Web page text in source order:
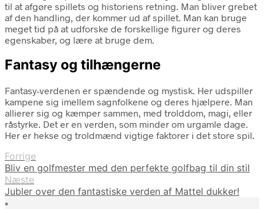
til at afgøre spillets og historiens retning. Man bliver grebet
af den handling, der kommer ud af spillet. Man kan bruge
meget tid på at udforske de forskellige figurer og deres
egenskaber, og lære at bruge dem.
Fantasy og tilhængerne
Fantasy-verdenen er spændende og mystisk. Her udspiller
kampene sig imellem sagnfolkene og deres hjælpere. Man
allierer sig og kæmper sammen, med trolddom, magi, eller
råstyrke. Det er en verden, som minder om urgamle dage.
Her er hekse og troldmænd vigtige faktorer i det store spil.
Forrige
Bliv en golfmester med den perfekte golfbag til din stil
Næste
Jubler over den fantastiske verden af Mattel dukker!
•